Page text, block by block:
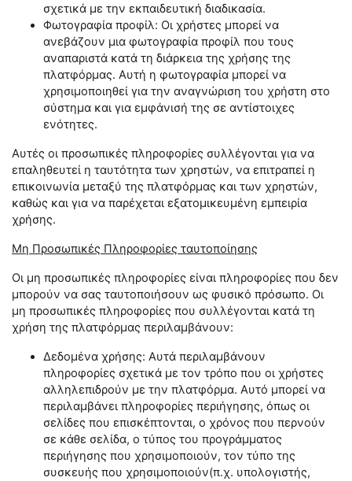
σχετικά με την εκπαιδευτική διαδικασία.
Φωτογραφία προφίλ: Οι χρήστες μπορεί να
ανεβάζουν μια φωτογραφία προφίλ που τους
αναπαριστά κατά τη διάρκεια της χρήσης της
πλατφόρμας. Αυτή η φωτογραφία μπορεί να
χρησιμοποιηθεί για την αναγνώριση του χρήστη στο
σύστημα και για εμφάνισή της σε αντίστοιχες
ενότητες.
Αυτές οι προσωπικές πληροφορίες συλλέγονται για να
επαληθευτεί η ταυτότητα των χρηστών, να επιτραπεί η
επικοινωνία μεταξύ της πλατφόρμας και των χρηστών,
καθώς και για να παρέχεται εξατομικευμένη εμπειρία
χρήσης.
Μη Προσωπικές Πληροφορίες ταυτοποίησης
Οι μη προσωπικές πληροφορίες είναι πληροφορίες που δεν
μπορούν να σας ταυτοποιήσουν ως φυσικό πρόσωπο. Οι
μη προσωπικές πληροφορίες που συλλέγονται κατά τη
χρήση της πλατφόρμας περιλαμβάνουν:
Δεδομένα χρήσης: Αυτά περιλαμβάνουν
πληροφορίες σχετικά με τον τρόπο που οι χρήστες
αλληλεπιδρούν με την πλατφόρμα. Αυτό μπορεί να
περιλαμβάνει πληροφορίες περιήγησης, όπως οι
σελίδες που επισκέπτονται, ο χρόνος που περνούν
σε κάθε σελίδα, ο τύπος του προγράμματος
περιήγησης που χρησιμοποιούν, τον τύπο της
συσκευής που χρησιμοποιούν(π.χ. υπολογιστής,